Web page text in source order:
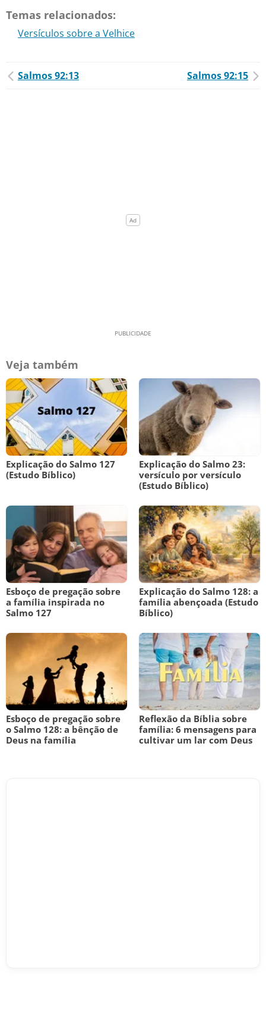
Temas relacionados:
Versículos sobre a Velhice
Salmos 92:13 Salmos 92:15
Veja também
Explicação do Salmo 127
(Estudo Bíblico)
Explicação do Salmo 23:
versículo por versículo
(Estudo Bíblico)
Esboço de pregação sobre
a família inspirada no
Salmo 127
Explicação do Salmo 128: a
família abençoada (Estudo
Bíblico)
Esboço de pregação sobre
o Salmo 128: a bênção de
Deus na família
Reflexão da Bíblia sobre
família: 6 mensagens para
cultivar um lar com Deus